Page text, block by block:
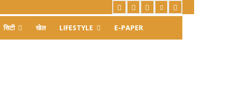
सिटी खेल LIFESTYLE E-PAPER